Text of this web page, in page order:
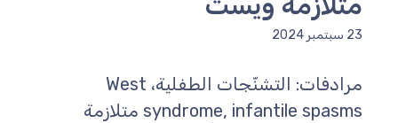
23 سبتمبر 2024
مرادفات: التشنّجات الطفلية، West
syndrome, infantile spasms متلازمة